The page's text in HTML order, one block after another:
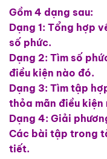
Gồm 4 dạng sau:
Dạng 1: Tổng hợp
số phức.
Dạng 2: Tìm số
điều kiện nào đó.
Dạng 3: Tìm tập
thỏa mãn điều kiện
Dạng 4: Giải
Các bài tập trong
tiết.